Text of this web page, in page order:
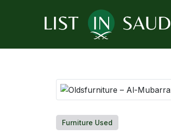
Furniture Used